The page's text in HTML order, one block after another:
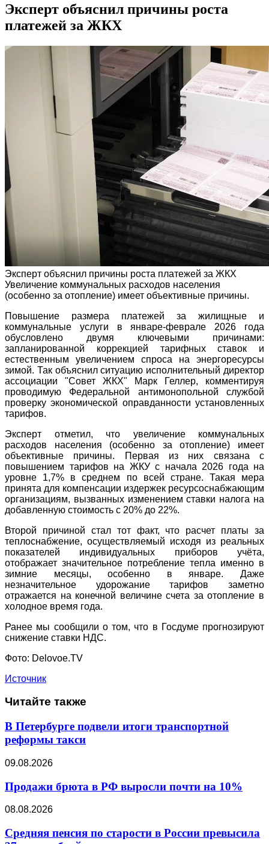
Эксперт объяснил причины роста
платежей за ЖКХ
Эксперт объяснил причины роста платежей за ЖКХ
Увеличение коммунальных расходов населения
(особенно за отопление) имеет объективные причины.
Повышение размера платежей за жилищные и
коммунальные услуги в январе-феврале 2026 года
обусловлено двумя ключевыми причинами:
запланированной коррекцией тарифных ставок и
естественным увеличением спроса на энергоресурсы
зимой. Так объяснил ситуацию исполнительный директор
ассоциации "Совет ЖКХ" Марк Геллер, комментируя
проводимую Федеральной антимонопольной службой
проверку экономической оправданности установленных
тарифов.
Эксперт отметил, что увеличение коммунальных
расходов населения (особенно за отопление) имеет
объективные причины. Первая из них связана с
повышением тарифов на ЖКУ с начала 2026 года на
уровне 1,7% в среднем по всей стране. Такая мера
принята для компенсации издержек ресурсоснабжающим
организациям, вызванных изменением ставки налога на
добавленную стоимость с 20% до 22%.
Второй причиной стал тот факт, что расчет платы за
теплоснабжение, осуществляемый исходя из реальных
показателей индивидуальных приборов учёта,
отображает значительное потребление тепла именно в
зимние месяцы, особенно в январе. Даже
незначительное удорожание тарифов заметно
отражается на конечной величине счета за отопление в
холодное время года.
Ранее мы сообщили о том, что в Госдуме прогнозируют
снижение ставки НДС.
Фото: Delovoe.TV
Источник
Читайте также
В Петербурге подвели итоги транспортной
реформы такси
09.08.2026
Продажи брюта в РФ выросли почти на 10%
08.08.2026
Средняя пенсия по старости в России превысила